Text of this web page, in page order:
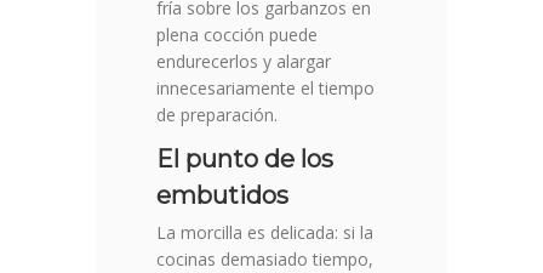
fría sobre los garbanzos en
plena cocción puede
endurecerlos y alargar
innecesariamente el tiempo
de preparación.
El punto de los
embutidos
La morcilla es delicada: si la
cocinas demasiado tiempo,